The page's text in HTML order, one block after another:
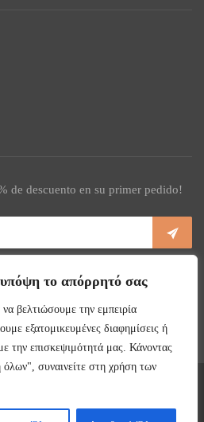
το απόρρητό σας
βελτιώσουμε την εμπειρία
εξατομικευμένες διαφημίσεις ή
την επισκεψιμότητά μας. Κάνοντας
συναινείτε στη χρήση των
de descuento en su primer pedido!
Webgrams.